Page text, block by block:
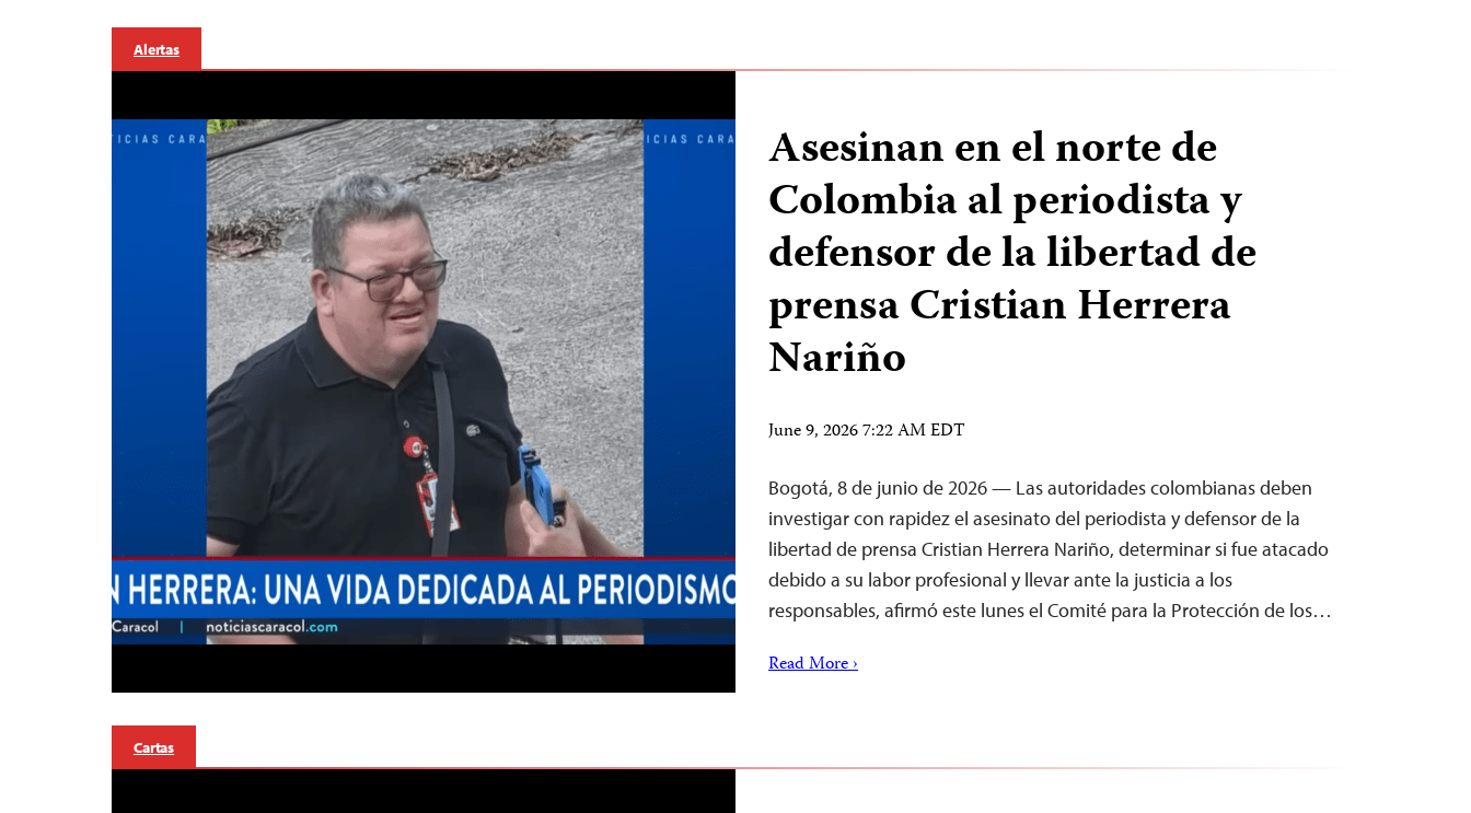
Alertas
Asesinan en el norte de
Colombia al periodista y
defensor de la libertad de
prensa Cristian Herrera
Nariño
June 9, 2026 7:22 AM EDT
Bogotá, 8 de junio de 2026 — Las autoridades colombianas deben
investigar con rapidez el asesinato del periodista y defensor de la
libertad de prensa Cristian Herrera Nariño, determinar si fue atacado
debido a su labor profesional y llevar ante la justicia a los
responsables, afirmó este lunes el Comité para la Protección de los…
Read More ›
Cartas